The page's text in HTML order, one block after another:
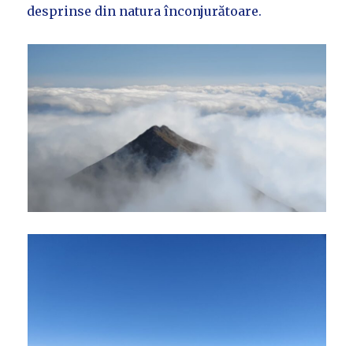
desprinse din natura înconjurătoare.